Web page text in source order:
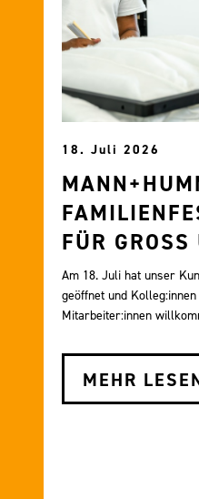
18. Juli 2026
FÜR GROSS
Am 18. Juli hat unser
geöffnet und
Mitarbeiter:innen
MEHR